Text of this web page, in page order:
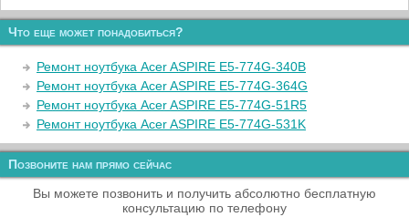
Что еще может понадобиться?
Ремонт ноутбука Acer ASPIRE E5-774G-340B
Ремонт ноутбука Acer ASPIRE E5-774G-364G
Ремонт ноутбука Acer ASPIRE E5-774G-51R5
Ремонт ноутбука Acer ASPIRE E5-774G-531K
Позвоните нам прямо сейчас
Вы можете позвонить и получить абсолютно бесплатную
консультацию по телефону